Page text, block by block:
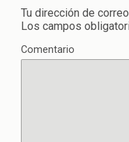
Tu dirección de
Los campos
Comentario